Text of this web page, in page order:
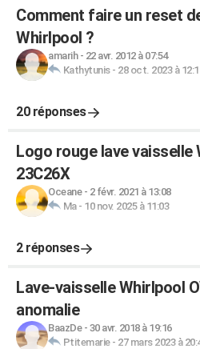
Comment faire un reset
Whirlpool ?
amarih- 22 avr. 2012 à 07:54
Kathytunis- 28 oct. 2023 à
20 réponses
Logo rouge lave vaisselle
23C26X
Oceane- 2 févr. 2021 à 13:08
Ma- 10 nov. 2025 à 11:03
2 réponses
Lave-vaisselle Whirlpool
anomalie
BaazDe- 30 avr. 2018 à 19:16
Ptitemarie- 27 mars 2023 à